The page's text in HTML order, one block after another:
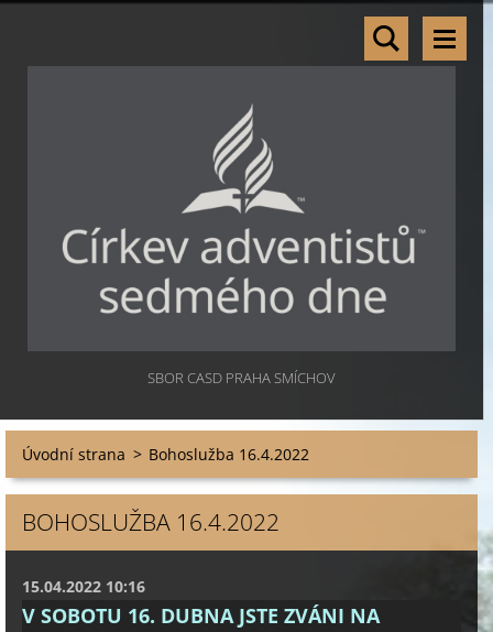
SBOR CASD PRAHA SMÍCHOV
Úvodní strana > Bohoslužba 16.4.2022
BOHOSLUŽBA 16.4.2022
15.04.2022 10:16
V SOBOTU 16. DUBNA JSTE ZVÁNI NA